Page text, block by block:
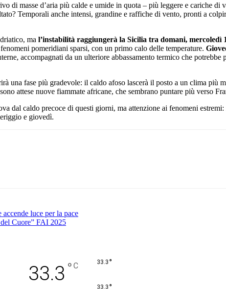
di masse d’aria più calde e umide in quota – più leggere e cariche di
Temporali anche intensi, grandine e raffiche di vento, pronti a
ma l’instabilità raggiungerà la Sicilia tra domani, mercoledì
pomeridiani sparsi, con un primo calo delle temperature.
accompagnati da un ulteriore abbassamento termico che potrebbe
una fase più gradevole: il caldo afoso lascerà il posto a un clima più
attese nuove fiammate africane, che sembrano puntare più verso
dal caldo precoce di questi giorni, ma attenzione ai fenomeni
e giovedì.
luce per la pace
Cuore” FAI 2025
33.3 ° C 33.3 °
33.3